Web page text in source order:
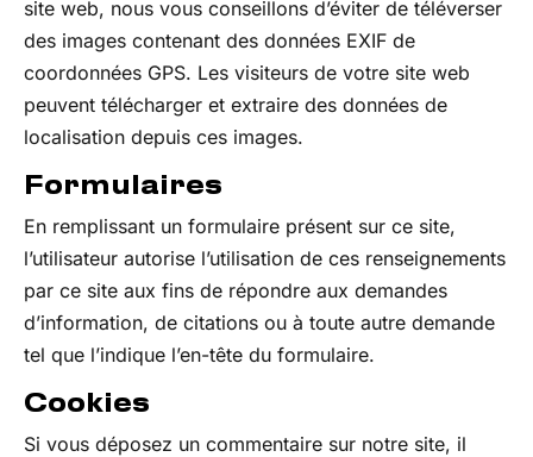
site web, nous vous conseillons d’éviter de téléverser
des images contenant des données EXIF de
coordonnées GPS. Les visiteurs de votre site web
peuvent télécharger et extraire des données de
localisation depuis ces images.
Formulaires
En remplissant un formulaire présent sur ce site,
l’utilisateur autorise l’utilisation de ces renseignements
par ce site aux fins de répondre aux demandes
d’information, de citations ou à toute autre demande
tel que l’indique l’en-tête du formulaire.
Cookies
Si vous déposez un commentaire sur notre site, il